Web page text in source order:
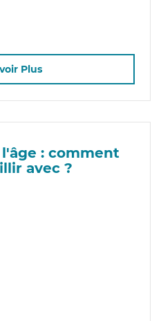
Plus
: comment
avec ?